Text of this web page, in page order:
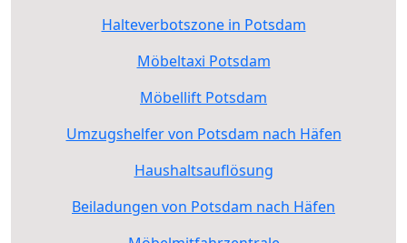
Halteverbotszone in Potsdam
Möbeltaxi Potsdam
Möbellift Potsdam
Umzugshelfer von Potsdam nach Häfen
Haushaltsauflösung
Beiladungen von Potsdam nach Häfen